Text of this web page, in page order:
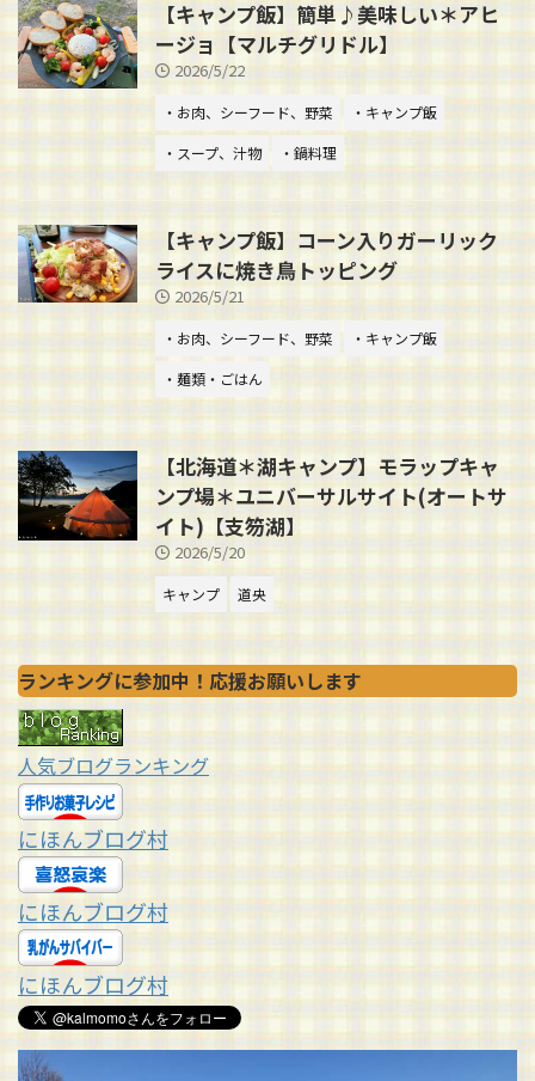
【キャンプ飯】簡単♪美味しい＊アヒ
ージョ【マルチグリドル】
2026/5/22
・お肉、シーフード、野菜
・キャンプ飯
・スープ、汁物
・鍋料理
【キャンプ飯】コーン入りガーリック
ライスに焼き鳥トッピング
2026/5/21
・お肉、シーフード、野菜
・キャンプ飯
・麺類・ごはん
【北海道＊湖キャンプ】モラップキャ
ンプ場＊ユニバーサルサイト(オートサ
イト)【支笏湖】
2026/5/20
キャンプ 道央
ランキングに参加中！応援お願いします
人気ブログランキング
にほんブログ村
にほんブログ村
にほんブログ村